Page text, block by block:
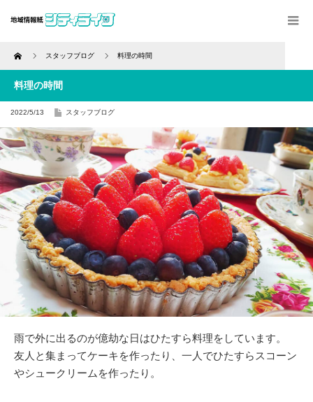
Home スタッフブログ 料理の時間
料理の時間
2022/5/13 スタッフブログ
雨で外に出るのが億劫な日はひたすら料理をしています。
友人と集まってケーキを作ったり、一人でひたすらスコーン
やシュークリームを作ったり。